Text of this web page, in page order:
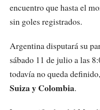
encuentro que hasta el
sin goles registrados.
Argentina disputará su
sábado 11 de julio a las
todavía no queda
Suiza y Colombia.